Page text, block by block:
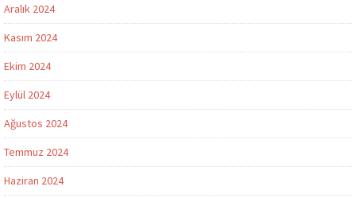
Aralık 2024
Kasım 2024
Ekim 2024
Eylül 2024
Ağustos 2024
Temmuz 2024
Haziran 2024